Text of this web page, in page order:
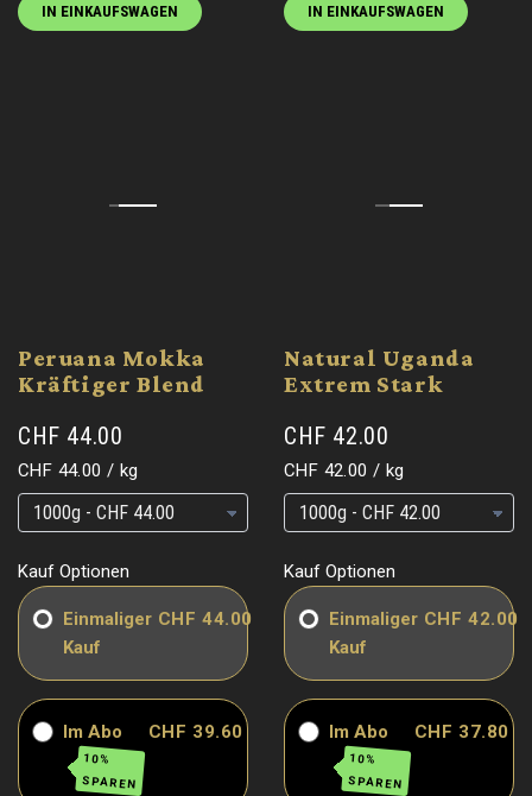
IN EINKAUFSWAGEN IN EINKAUFSWAGEN
Peruana Mokka
Kräftiger Blend
CHF 44.00
Grundpreis
CHF 44.00 / pro
kg
Grundpreis
Grundpreis
Kauf Optionen
Einmaliger
Kauf
CHF 44.00
Im Abo
10%
SPAREN
CHF 39.60
Natural Uganda
Extrem Stark
CHF 42.00
Grundpreis
CHF 42.00 / pro
kg
Grundpreis
Grundpreis
Kauf Optionen
Einmaliger
Kauf
CHF 42.00
Im Abo
10%
SPAREN
CHF 37.80